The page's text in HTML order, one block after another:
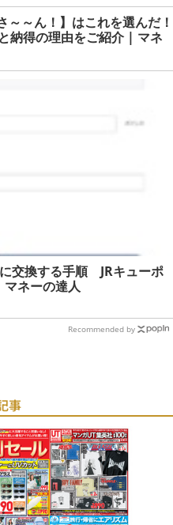
～～ん！】はこれを選んだ！
納得の理由をご紹介 | マネ
交換する手順 JRキューポ
ネーの達人
Recommended by
事